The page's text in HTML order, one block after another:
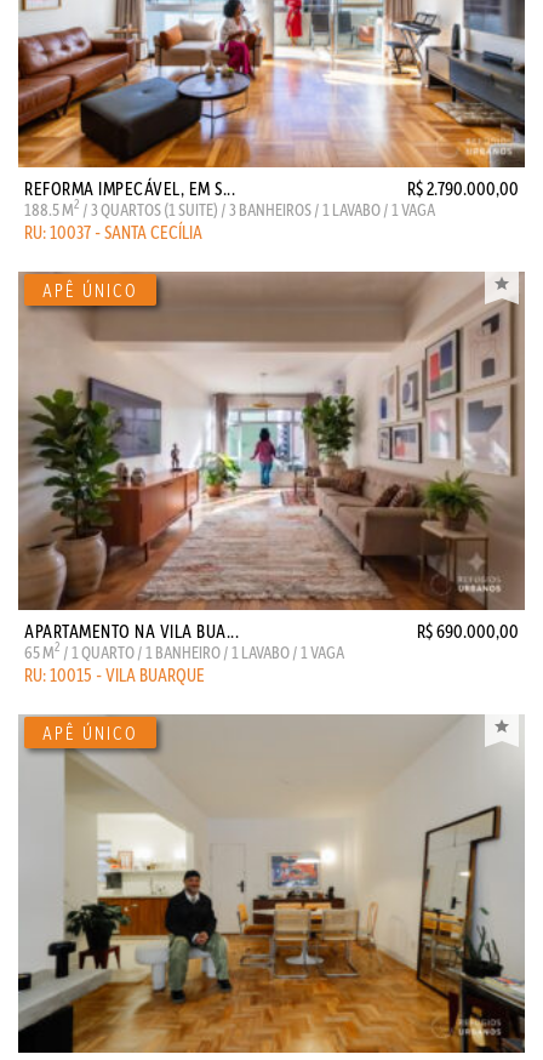
REFORMA IMPECÁVEL, EM S... R$ 2.790.000,00
188.5 M2 / 3 QUARTOS (1 SUITE) / 3 BANHEIROS / 1 LAVABO / 1 VAGA
RU: 10037 - SANTA CECÍLIA
APARTAMENTO NA VILA BUA... R$ 690.000,00
65 M2 / 1 QUARTO / 1 BANHEIRO / 1 LAVABO / 1 VAGA
RU: 10015 - VILA BUARQUE